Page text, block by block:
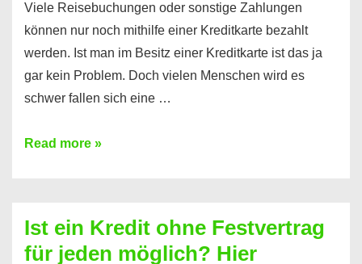
Viele Reisebuchungen oder sonstige Zahlungen
können nur noch mithilfe einer Kreditkarte bezahlt
werden. Ist man im Besitz einer Kreditkarte ist das ja
gar kein Problem. Doch vielen Menschen wird es
schwer fallen sich eine …
Kreditkarte
Prepaid
ist
Read more »
Ist ein Kredit ohne Festvertrag
für jeden möglich? Hier